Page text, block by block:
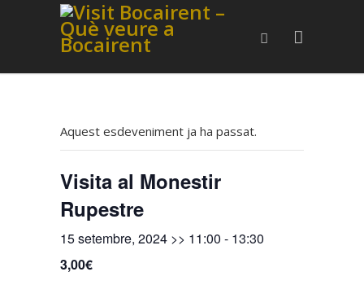
Aquest esdeveniment ja ha passat.
Visita al Monestir
Rupestre
15 setembre, 2024 >> 11:00 - 13:30
3,00€